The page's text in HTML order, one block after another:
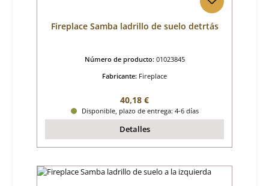
Fireplace Samba ladrillo de suelo detrtás
Número de producto: 01023845
Fabricante: Fireplace
Precio normal:
40,18 €
Disponible, plazo de entrega: 4-6 días
Detalles